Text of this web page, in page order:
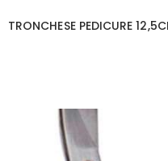
TRONCHESE PEDICURE